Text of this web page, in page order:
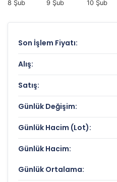
8 Şub 9 Şub 10 Şub
Son İşlem Fiyatı:
Alış:
Satış:
Günlük Değişim:
Günlük Hacim (Lot):
Günlük Hacim:
Günlük Ortalama: